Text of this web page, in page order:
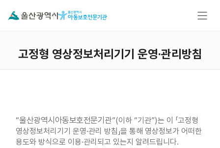
고정형 영상정보처리기기 운영·관리방침
“울산광역시 아동보호전문기관”(이하 “기관”)는 이 「고정형
영상정보처리기기 운영·관리 방침」을 통해 영상정보가 어떠한
용도와 방식으로 이용·관리되고 있는지 알려드립니다.